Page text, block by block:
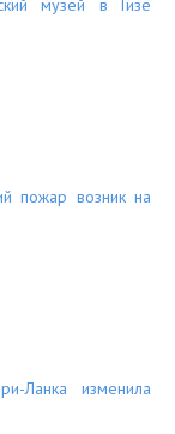
музей в Гизе
пожар возник на
Ланка изменила